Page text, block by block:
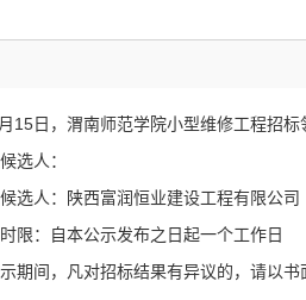
15日，渭南师范学院小型维修工程招
选人：
选人：陕西富润恒业建设工程有限公
限：自本公示发布之日起一个工作日
期间，凡对招标结果有异议的，请以